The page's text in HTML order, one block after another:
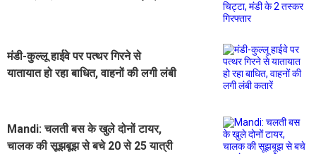
मंडी-कुल्लू हाईवे पर पत्थर गिरने से
यातायात हो रहा बाधित, वाहनों की लगी लंबी
Mandi: चलती बस के खुले दोनों टायर,
चालक की सूझबूझ से बचे 20 से 25 यात्री